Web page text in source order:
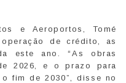
e Aeroportos, Tomé
de crédito, as
este ano. “As obras
2026, e o prazo para
fim de 2030”, disse no